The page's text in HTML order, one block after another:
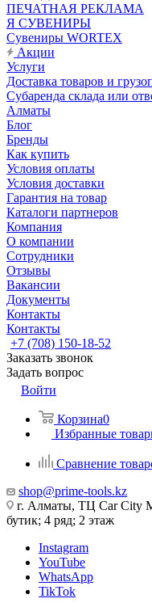
ПЕЧАТНАЯ РЕКЛАМА
Я СУВЕНИРЫ
Сувениры WORTEX
Акции
Услуги
Доставка товаров и
Субаренда склада или
Алматы
Блог
Бренды
Как купить
Условия оплаты
Условия доставки
Гарантия на товар
Каталоги партнеров
Компания
О компании
Сотрудники
Отзывы
Вакансии
Документы
Контакты
Контакты
+7 (708) 150-18-52
Заказать звонок
Задать вопрос
Войти
Корзина0
Избранные
Сравнение
shop@prime-tools.kz
г. Алматы, ТЦ Car City​
бутик; 4 ряд; 2 этаж
Instagram
YouTube
WhatsApp
TikTok